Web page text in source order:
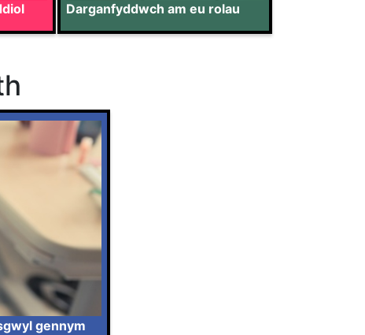
Darganfyddwch am eu rolau
gennym